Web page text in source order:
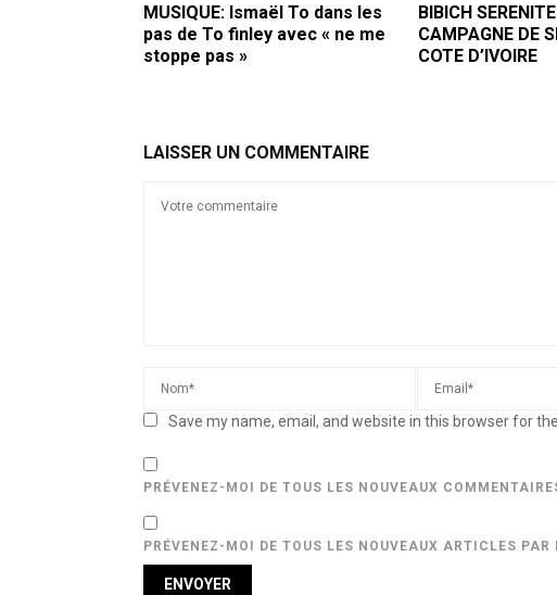
MUSIQUE: Ismaël To dans les
pas de To finley avec « ne me
stoppe pas »
BIBICH SERENITE
CAMPAGNE DE
COTE D’IVOIRE
LAISSER UN COMMENTAIRE
Save my name, email, and website in this browser for
PRÉVENEZ-MOI DE TOUS LES NOUVEAUX
PRÉVENEZ-MOI DE TOUS LES NOUVEAUX ARTICLES